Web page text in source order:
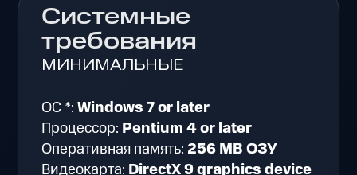
Системные
требования
МИНИМАЛЬНЫЕ
ОС *:Windows 7 or later
Процессор: Pentium 4 or later
Оперативная память: 256 MB ОЗУ
Видеокарта: DirectX 9 graphics device